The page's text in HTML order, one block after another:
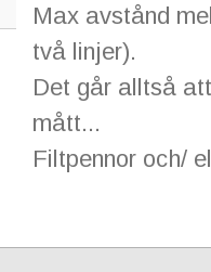
Max avstånd
två linjer).
Det går alltså
mått...
Filtpennor och/